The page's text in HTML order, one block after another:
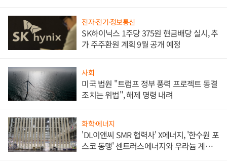
전자·전기·정보통신
SK하이닉스 1주당 375원 현금배당 실시, 추
가 주주환원 계획 9월 공개 예정
사회
미국 법원 "트럼프 정부 풍력 프로젝트 동결
조치는 위법", 해제 명령 내려
화학·에너지
'DL이앤씨 SMR 협력사' X에너지, '한수원 포
스코 동맹' 센트러스에너지와 우라늄 계약